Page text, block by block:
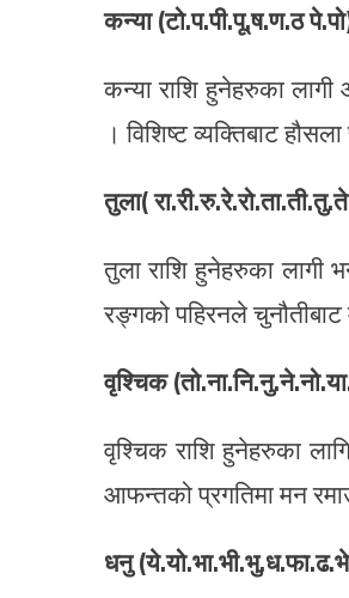
कन्या (टो.प.पी.पू.ष.ण.ठ
कन्या राशि हुनेहरुका
। विशिष्ट व्यक्तिबाट
तुला(
तुला राशि हुनेहरुका लागी
रङ्गको पहिरनले
वृश्चिक
वृश्चिक राशि हुनेहरुका
आफन्तको प्रगतिमा मन
धनु